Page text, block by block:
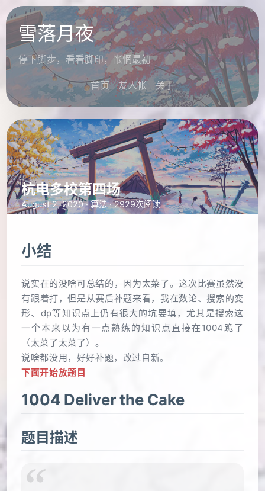
雪落月夜
停下脚步，看看脚印，怅惘最初
首页 友人帐 关于
杭电多校第四场
August 2, 2020 ·算法· 2929次阅读
小结
说实在的没啥可总结的，因为太菜了。这次比赛虽然没
有跟着打，但是从赛后补题来看，我在数论、搜索的变
形、dp等知识点上仍有很大的坑要填，尤其是搜索这
一个本来以为有一点熟练的知识点直接在1004跪了
（太菜了太菜了）。
说啥都没用，好好补题，改过自新。
下面开始放题目
1004 Deliver the Cake
题目描述